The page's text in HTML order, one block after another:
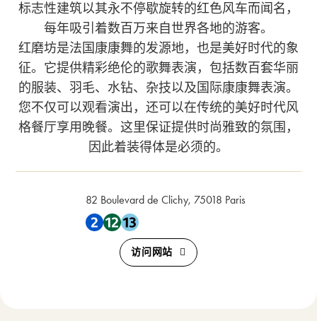
82 Boulevard de Clichy, 75018 Paris
靠近 地铁 2 , 地铁 12 , 地铁 13
访问网站
标志性建筑以其永不停歇旋转的红色风车而闻名，
每年吸引着数百万来自世界各地的游客。
红磨坊是法国康康舞的发源地，也是美好时代的象
征。它提供精彩绝伦的歌舞表演，包括数百套华丽
的服装、羽毛、水钻、杂技以及国际康康舞表演。
您不仅可以观看演出，还可以在传统的美好时代风
格餐厅享用晚餐。这里保证提供时尚雅致的氛围，
因此着装得体是必须的。